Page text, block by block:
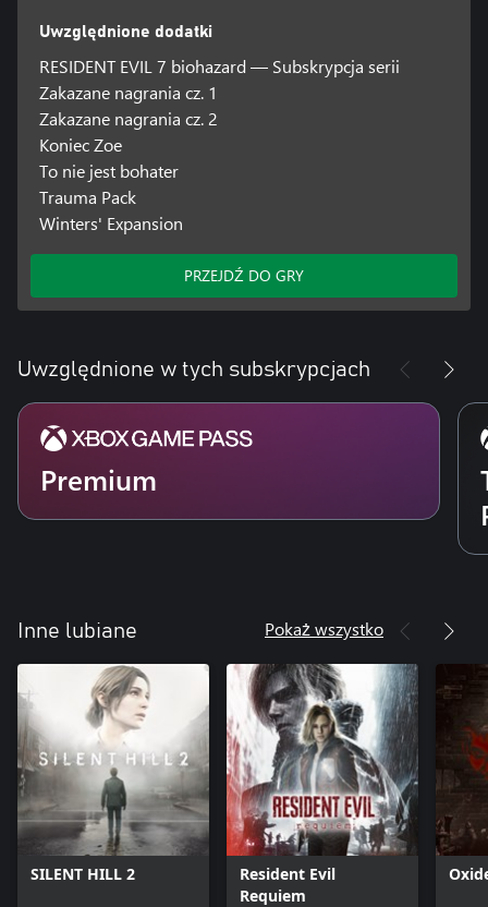
Uwzględnione dodatki
RESIDENT EVIL 7 biohazard — Subskrypcja serii
Zakazane nagrania cz. 1
Zakazane nagrania cz. 2
Koniec Zoe
To nie jest bohater
Trauma Pack
Winters' Expansion
PRZEJDŹ DO GRY
Uwzględnione w tych subskrypcjach
Premium
Inne lubiane Pokaż wszystko
SILENT HILL 2
Resident Evil
Requiem